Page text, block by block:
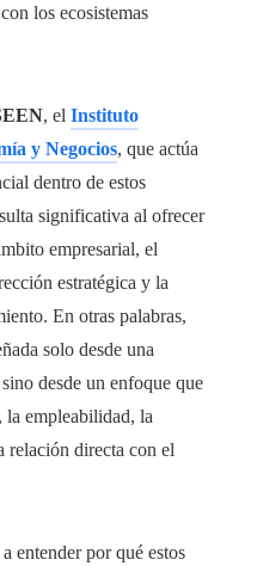
los ecosistemas
, el Instituto
y Negocios, que actúa
dentro de estos
significativa al ofrecer
empresarial, el
estratégica y la
En otras palabras,
solo desde una
desde un enfoque que
empleabilidad, la
relación directa con el
entender por qué estos